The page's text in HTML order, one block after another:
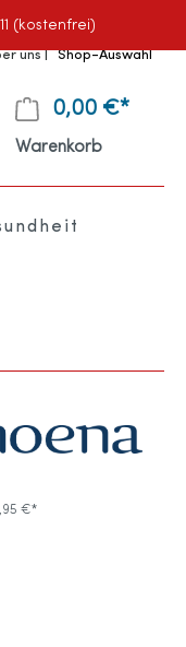
(kostenfrei)
uns| Shop-Auswahl
0,00 €*
Warenkorb
€*